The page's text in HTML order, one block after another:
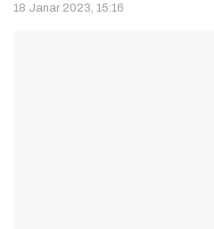
18 Janar 2023, 15:16